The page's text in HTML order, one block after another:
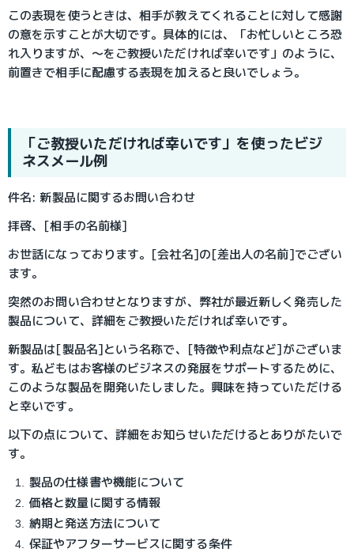
この表現を使うときは、相手が教えてくれることに対して感謝
の意を示すことが大切です。具体的には、「お忙しいところ恐
れ入りますが、～をご教授いただければ幸いです」のように、
前置きで相手に配慮する表現を加えると良いでしょう。
「ご教授いただければ幸いです」を使ったビジ
ネスメール例
件名: 新製品に関するお問い合わせ
拝啓、[相手の名前様]
お世話になっております。[会社名]の[差出人の名前]でござい
ます。
突然のお問い合わせとなりますが、弊社が最近新しく発売した
製品について、詳細をご教授いただければ幸いです。
新製品は[製品名]という名称で、[特徴や利点など]がございま
す。私どもはお客様のビジネスの発展をサポートするために、
このような製品を開発いたしました。興味を持っていただける
と幸いです。
以下の点について、詳細をお知らせいただけるとありがたいで
す。
製品の仕様書や機能について
価格と数量に関する情報
納期と発送方法について
保証やアフターサービスに関する条件